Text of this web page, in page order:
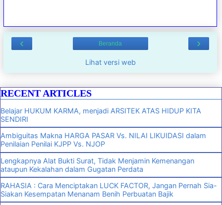
‹ ›
Beranda
Lihat versi web
RECENT ARTICLES
Belajar HUKUM KARMA, menjadi ARSITEK ATAS HIDUP KITA
SENDIRI
Ambiguitas Makna HARGA PASAR Vs. NILAI LIKUIDASI dalam
Penilaian Penilai KJPP Vs. NJOP
Lengkapnya Alat Bukti Surat, Tidak Menjamin Kemenangan
ataupun Kekalahan dalam Gugatan Perdata
RAHASIA : Cara Menciptakan LUCK FACTOR, Jangan Pernah Sia-
Siakan Kesempatan Menanam Benih Perbuatan Bajik